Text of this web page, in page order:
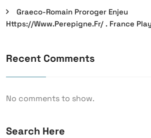
Graeco-Romain Proroger Enjeu
Https://www.perepigne.fr/ . France
Recent Comments
No comments to show.
Search Here